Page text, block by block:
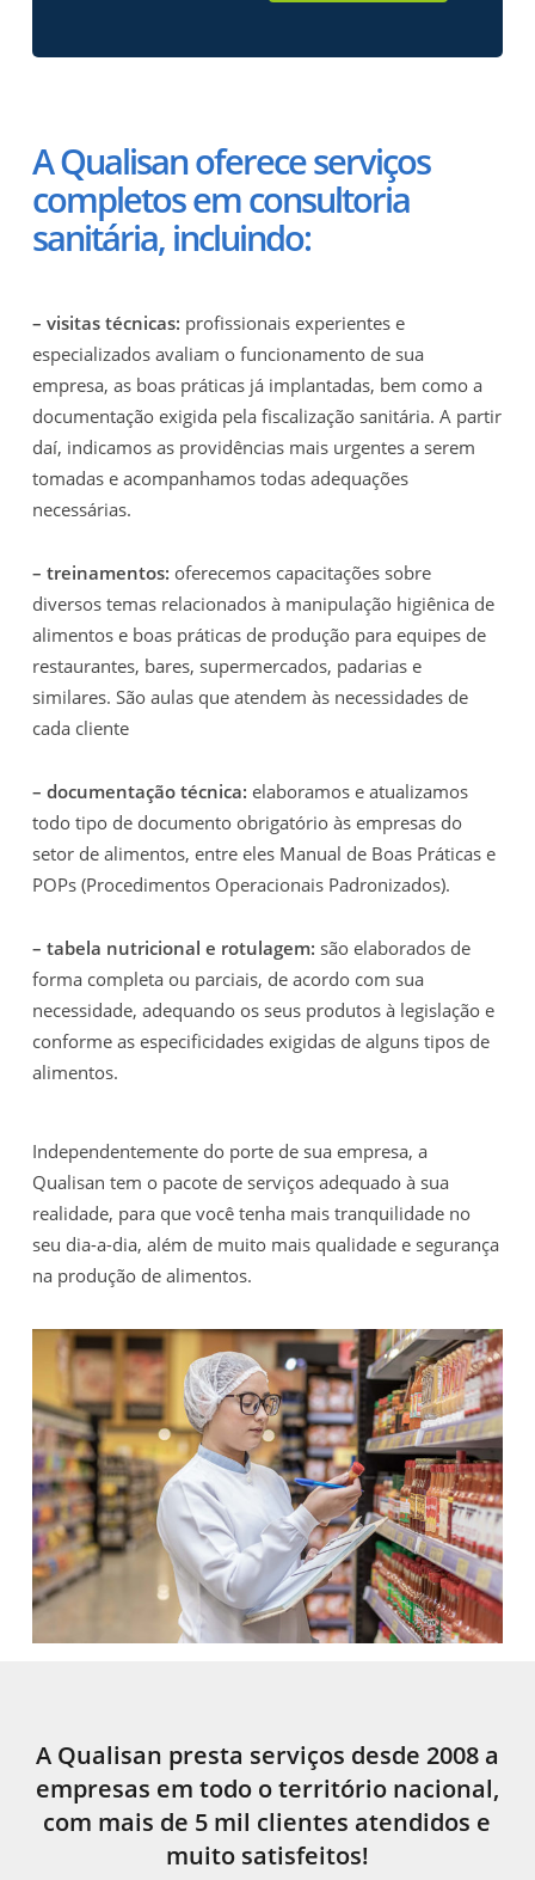
A Qualisan oferece serviços
completos em consultoria
sanitária, incluindo:
– visitas técnicas: profissionais experientes e
especializados avaliam o funcionamento de sua
empresa, as boas práticas já implantadas, bem como a
documentação exigida pela fiscalização sanitária. A partir
daí, indicamos as providências mais urgentes a serem
tomadas e acompanhamos todas adequações
necessárias.
– treinamentos: oferecemos capacitações sobre
diversos temas relacionados à manipulação higiênica de
alimentos e boas práticas de produção para equipes de
restaurantes, bares, supermercados, padarias e
similares. São aulas que atendem às necessidades de
cada cliente
– documentação técnica: elaboramos e atualizamos
todo tipo de documento obrigatório às empresas do
setor de alimentos, entre eles Manual de Boas Práticas e
POPs (Procedimentos Operacionais Padronizados).
– tabela nutricional e rotulagem: são elaborados de
forma completa ou parciais, de acordo com sua
necessidade, adequando os seus produtos à legislação e
conforme as especificidades exigidas de alguns tipos de
alimentos.
Independentemente do porte de sua empresa, a
Qualisan tem o pacote de serviços adequado à sua
realidade, para que você tenha mais tranquilidade no
seu dia-a-dia, além de muito mais qualidade e segurança
na produção de alimentos.
A Qualisan presta serviços desde 2008 a
empresas em todo o território nacional,
com mais de 5 mil clientes atendidos e
muito satisfeitos!